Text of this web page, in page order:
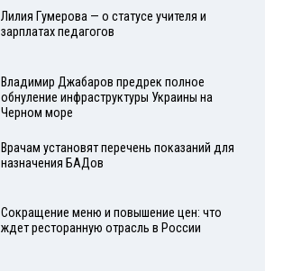
Лилия Гумерова — о статусе учителя и
зарплатах педагогов
Владимир Джабаров предрек полное
обнуление инфраструктуры Украины на
Черном море
Врачам установят перечень показаний для
назначения БАДов
Сокращение меню и повышение цен: что
ждет ресторанную отрасль в России